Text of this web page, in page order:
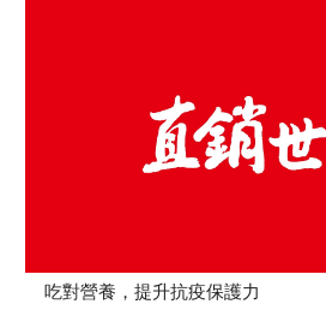
吃對營養，提升抗疫保護力